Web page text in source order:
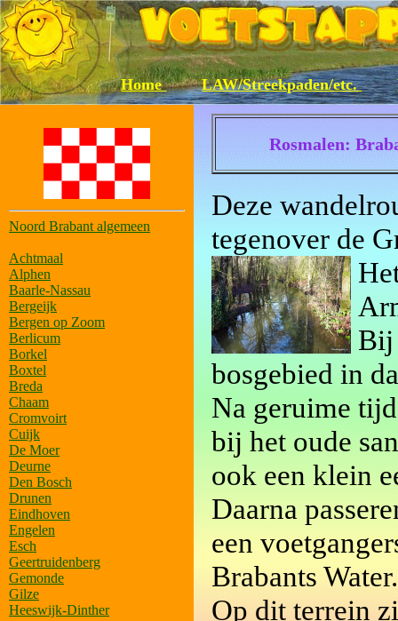
Home LAW/Streekpaden/etc.
Noord Brabant algemeen
Achtmaal
Alphen
Baarle-Nassau
Bergeijk
Bergen op Zoom
Berlicum
Borkel
Boxtel
Breda
Chaam
Cromvoirt
Cuijk
De Moer
Deurne
Den Bosch
Drunen
Eindhoven
Engelen
Esch
Geertruidenberg
Gemonde
Gilze
Heeswijk-Dinther
Rosmalen:
Deze
tegenover de
Bij
bosgebied in
Na geruime
bij het oude
ook een klein
Daarna
een
Brabants Water.
Op dit terrein